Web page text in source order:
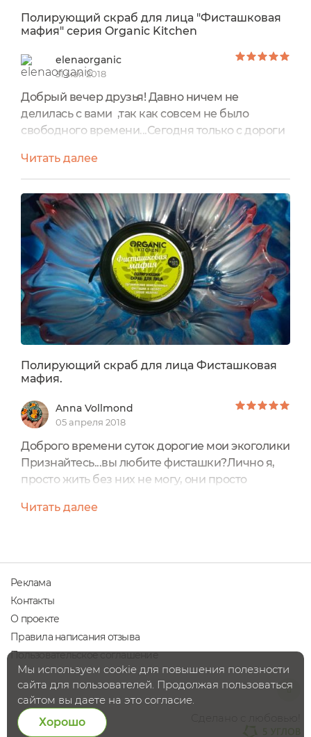
Полирующий скраб для лица "Фисташковая
мафия" серия Organic Kitchen
elenaorganic
31 мая 2018
Добрый вечер друзья! Давно ничем не
делилась с вами ,так как совсем не было
свободного времени...Сегодня только с дороги
открытиями и впечатлениями Некоторое
время назад я познакомилась с
марочкой Organic Shop ,но для начала я
приобрела всего два средства .Если кому то
будет интересно я писала о них ранее . Теперь я
решила поближе узнать продукцию...
Читать далее
Полирующий скраб для лица Фисташковая
мафия.
Anna Vollmond
05 апреля 2018
Доброго времени суток дорогие мои экоголики
Признайтесь...вы любите фисташки?Лично я,
просто жить без них не могу, они просто
когда я увидела в продаже полирующий скраб
гоммажи и маски для лица. Их я покупаю
часто,много и всегда ищу что-то новое и
интересное.Эти баночки...
Читать далее
Реклама
Контакты
О проекте
Правила написания отзыва
Пользовательское соглашение
Мы используем cookie для повышения полезности
сайта для пользователей. Продолжая пользоваться
сайтом вы даете на это согласие.
Хорошо